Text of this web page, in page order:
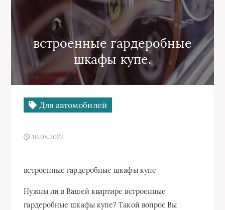
встроенные гардеробные
шкафы купе.
Для автомобилей
10.08.2022
встроенные гардеробные шкафы купе
Нужны ли в Вашей квартире встроенные
гардеробные шкафы купе? Такой вопрос Вы